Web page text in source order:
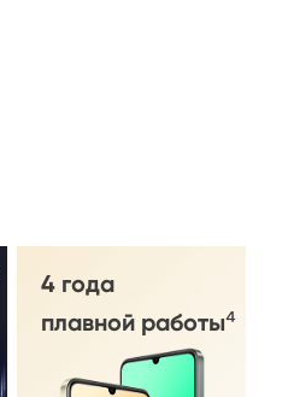
4 года
плавной работы⁴